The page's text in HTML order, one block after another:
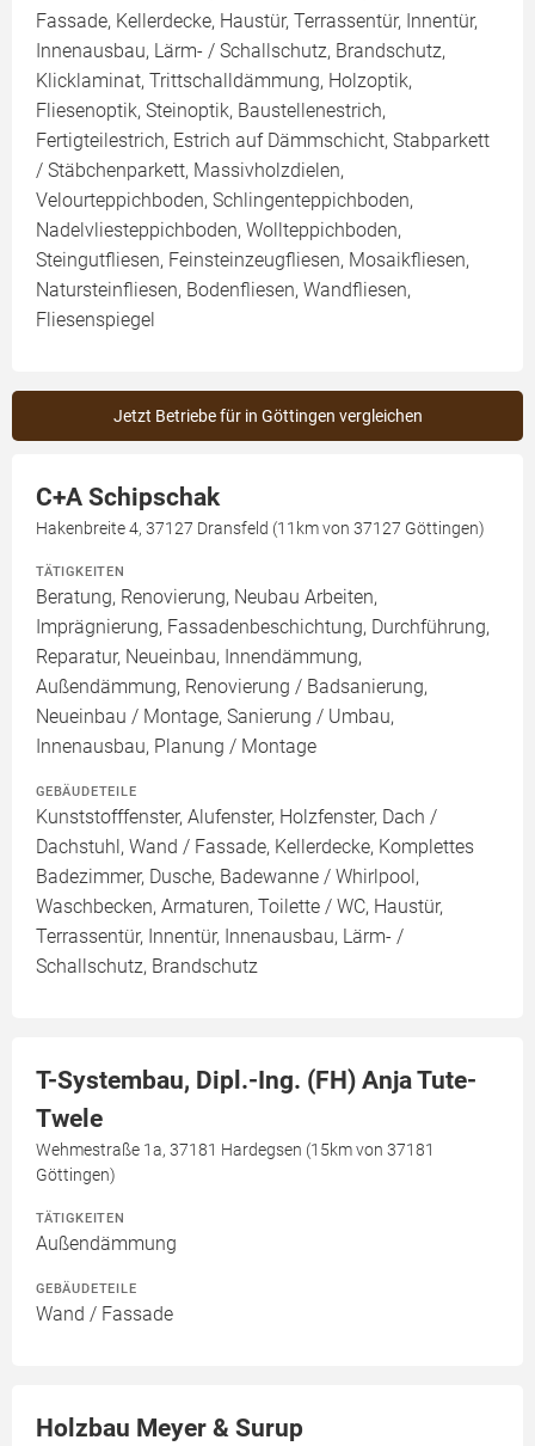
Fassade, Kellerdecke, Haustür, Terrassentür, Innentür,
Innenausbau, Lärm- / Schallschutz, Brandschutz,
Klicklaminat, Trittschalldämmung, Holzoptik,
Fliesenoptik, Steinoptik, Baustellenestrich,
Fertigteilestrich, Estrich auf Dämmschicht, Stabparkett
/ Stäbchenparkett, Massivholzdielen,
Velourteppichboden, Schlingenteppichboden,
Nadelvliesteppichboden, Wollteppichboden,
Steingutfliesen, Feinsteinzeugfliesen, Mosaikfliesen,
Natursteinfliesen, Bodenfliesen, Wandfliesen,
Fliesenspiegel
Jetzt Betriebe für in Göttingen vergleichen
C+A Schipschak
Hakenbreite 4, 37127 Dransfeld (11km von 37127 Göttingen)
TÄTIGKEITEN
Beratung, Renovierung, Neubau Arbeiten,
Imprägnierung, Fassadenbeschichtung, Durchführung,
Reparatur, Neueinbau, Innendämmung,
Außendämmung, Renovierung / Badsanierung,
Neueinbau / Montage, Sanierung / Umbau,
Innenausbau, Planung / Montage
GEBÄUDETEILE
Kunststofffenster, Alufenster, Holzfenster, Dach /
Dachstuhl, Wand / Fassade, Kellerdecke, Komplettes
Badezimmer, Dusche, Badewanne / Whirlpool,
Waschbecken, Armaturen, Toilette / WC, Haustür,
Terrassentür, Innentür, Innenausbau, Lärm- /
Schallschutz, Brandschutz
T-Systembau, Dipl.-Ing. (FH) Anja Tute-
Twele
Wehmestraße 1a, 37181 Hardegsen (15km von 37181
Göttingen)
TÄTIGKEITEN
Außendämmung
GEBÄUDETEILE
Wand / Fassade
Holzbau Meyer & Surup